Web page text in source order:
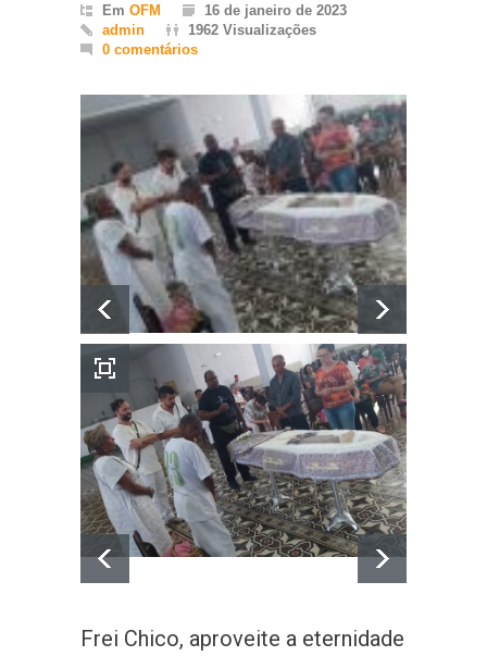
Em OFM
16 de janeiro de 2023
admin
1962 Visualizações
0 comentários
Frei Chico, aproveite a eternidade